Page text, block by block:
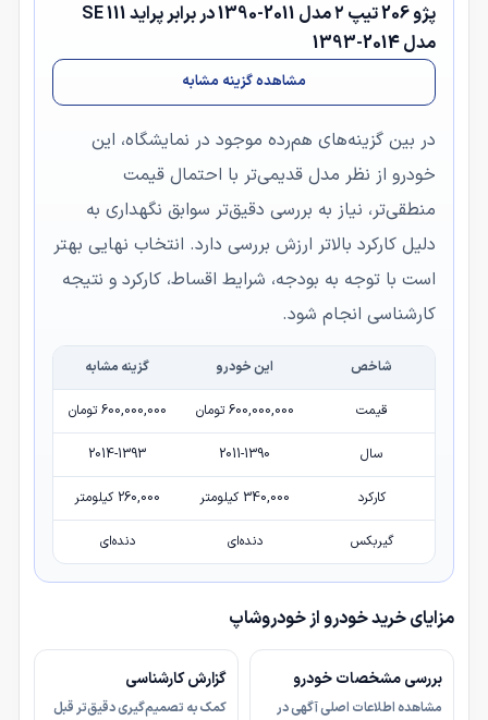
پژو 206 تیپ ۲ مدل 2011-1390 در برابر پراید 111 SE
مدل 2014-1393
مشاهده گزینه مشابه
در بین گزینه‌های هم‌رده موجود در نمایشگاه، این
خودرو از نظر مدل قدیمی‌تر با احتمال قیمت
منطقی‌تر، نیاز به بررسی دقیق‌تر سوابق نگهداری به
دلیل کارکرد بالاتر ارزش بررسی دارد. انتخاب نهایی بهتر
است با توجه به بودجه، شرایط اقساط، کارکرد و نتیجه
کارشناسی انجام شود.
شاخص این خودرو گزینه مشابه
قیمت 600,000,000 تومان 600,000,000 تومان
سال 2011-1390
2014-1393
کارکرد 340,000 کیلومتر 260,000 کیلومتر
گیربکس دنده‌ای دنده‌ای
مزایای خرید خودرو از خودروشاپ
بررسی مشخصات خودرو
مشاهده اطلاعات اصلی آگهی در
گزارش کارشناسی
کمک به تصمیم‌گیری دقیق‌تر قبل